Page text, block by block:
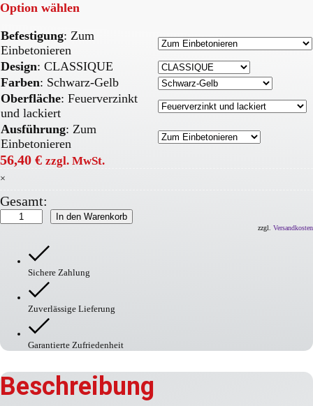
Option wählen
Befestigung: Zum
Einbetonieren
Design: CLASSIQUE
Farben: Schwarz-Gelb
Oberfläche: Feuerverzinkt
und lackiert
Ausführung: Zum
Einbetonieren
56,40 € zzgl. MwSt.
×
Gesamt:
MORION
Systemgeländer
In den Warenkorb
zzgl. Versandkosten
Sichere Zahlung
Zuverlässige Lieferung
Garantierte Zufriedenheit
Beschreibung